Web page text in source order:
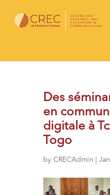
Des
en
digitale à
Togo
by CRECAdmin